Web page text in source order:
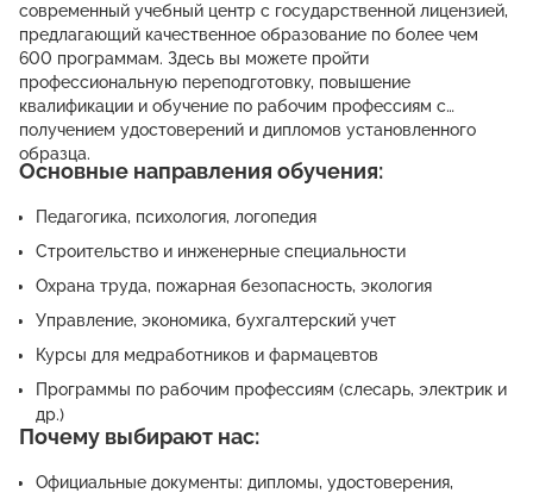
современный учебный центр с государственной лицензией,
предлагающий качественное образование по более чем
600 программам. Здесь вы можете пройти
профессиональную переподготовку, повышение
квалификации и обучение по рабочим профессиям с
получением удостоверений и дипломов установленного
образца.
Основные направления обучения:
Педагогика, психология, логопедия
Строительство и инженерные специальности
Охрана труда, пожарная безопасность, экология
Управление, экономика, бухгалтерский учет
Курсы для медработников и фармацевтов
Программы по рабочим профессиям (слесарь, электрик и
др.)
Почему выбирают нас:
Официальные документы: дипломы, удостоверения,